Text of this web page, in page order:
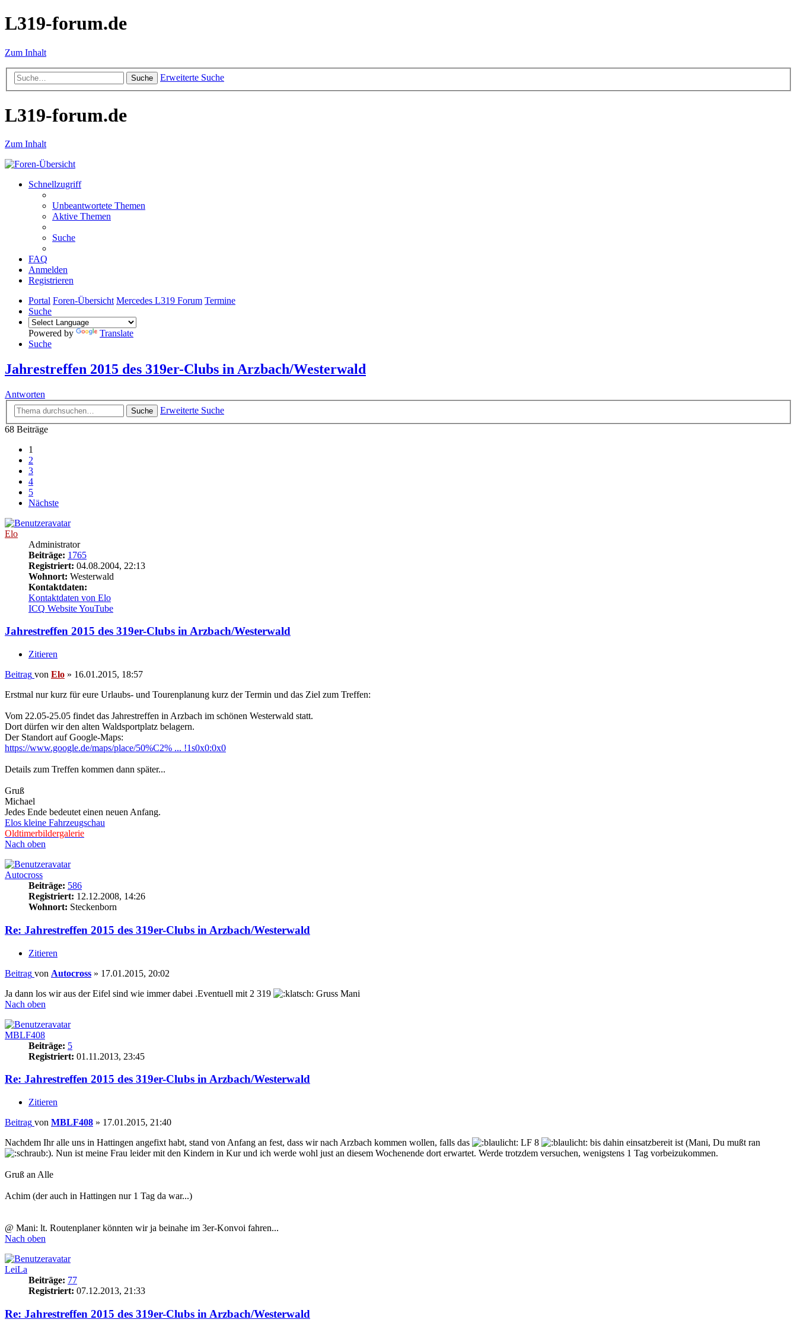
L319-forum.de
Zum Inhalt
Suche Erweiterte Suche
L319-forum.de
Zum Inhalt
Schnellzugriff
Unbeantwortete Themen
Aktive Themen
Suche
FAQ
Anmelden
Registrieren
Portal Foren-Übersicht Mercedes L319 Forum Termine
Suche
Powered by
Translate
Suche
Jahrestreffen 2015 des 319er-Clubs in Arzbach/Westerwald
Antworten
Suche
Erweiterte Suche
68 Beiträge
1
2
3
4
5
Nächste
Elo
Administrator
Beiträge: 1765
Registriert: 04.08.2004, 22:13
Wohnort: Westerwald
Kontaktdaten:
Kontaktdaten von Elo
ICQ WebsiteYouTube
Jahrestreffen 2015 des 319er-Clubs in Arzbach/Westerwald
Zitieren
Beitrag von Elo » 16.01.2015, 18:57
Erstmal nur kurz für eure Urlaubs- und Tourenplanung kurz der Termin und das Ziel zum Treffen:
Vom 22.05-25.05 findet das Jahrestreffen in Arzbach im schönen Westerwald statt.
Dort dürfen wir den alten Waldsportplatz belagern.
Der Standort auf Google-Maps:
https://www.google.de/maps/place/50%C2% ... !1s0x0:0x0
Details zum Treffen kommen dann später...
Gruß
Michael
Jedes Ende bedeutet einen neuen Anfang.
Elos kleine Fahrzeugschau
Oldtimerbildergalerie
Nach oben
Autocross
Beiträge: 586
Registriert: 12.12.2008, 14:26
Wohnort: Steckenborn
Re: Jahrestreffen 2015 des 319er-Clubs in Arzbach/Westerwald
Zitieren
Beitrag von Autocross » 17.01.2015, 20:02
Ja dann los wir aus der Eifel sind wie immer dabei .Eventuell mit 2 319
Gruss Mani
Nach oben
MBLF408
Beiträge: 5
Registriert: 01.11.2013, 23:45
Re: Jahrestreffen 2015 des 319er-Clubs in Arzbach/Westerwald
Zitieren
Beitrag von MBLF408 » 17.01.2015, 21:40
Nachdem Ihr alle uns in Hattingen angefixt habt, stand von Anfang an fest, dass wir nach Arzbach kommen wollen, falls das
LF 8
bis dahin einsatzbereit ist (Mani, Du mußt ran
). Nun ist meine Frau leider mit den Kindern in Kur und ich werde wohl just an diesem Wochenende dort erwartet. Werde trotzdem versuchen, wenigstens 1 Tag vorbeizukommen.
Gruß an Alle
Achim (der auch in Hattingen nur 1 Tag da war...)
@ Mani: lt. Routenplaner könnten wir ja beinahe im 3er-Konvoi fahren...
Nach oben
LeiLa
Beiträge: 77
Registriert: 07.12.2013, 21:33
Re: Jahrestreffen 2015 des 319er-Clubs in Arzbach/Westerwald